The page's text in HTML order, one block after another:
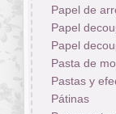
Papel de
Papel
Papel
Pasta de
Pastas y
Pátinas